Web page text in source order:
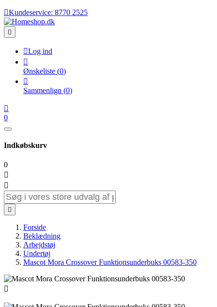
Kundeservice: 8770 2525

Log ind

Ønskeliste (0)

Sammenlign (0)

0
Indkøbskurv
0



Forside
Beklædning
Arbejdstøj
Undertøj
Mascot Mora Crossover Funktionsunderbuks 00583-350
